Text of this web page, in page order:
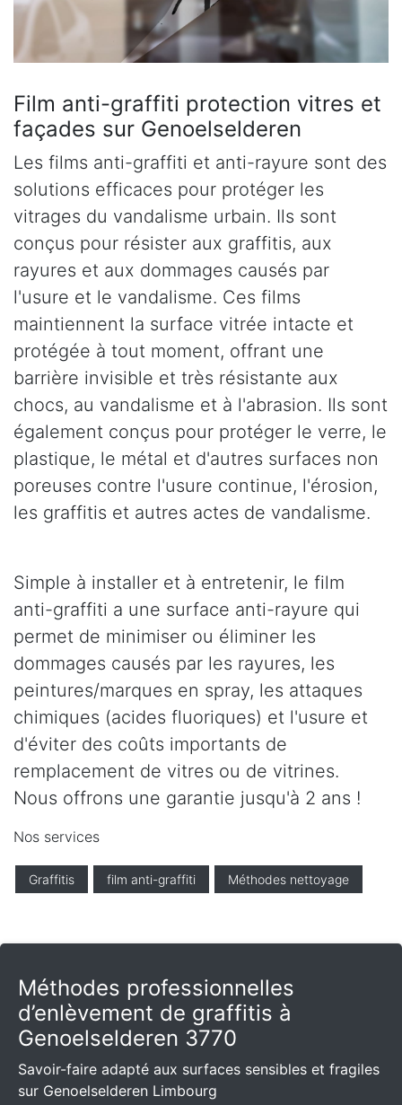
Film anti-graffiti protection vitres et
façades sur Genoelselderen
Les films anti-graffiti et anti-rayure sont des
solutions efficaces pour protéger les
vitrages du vandalisme urbain. Ils sont
conçus pour résister aux graffitis, aux
rayures et aux dommages causés par
l'usure et le vandalisme. Ces films
maintiennent la surface vitrée intacte et
protégée à tout moment, offrant une
barrière invisible et très résistante aux
chocs, au vandalisme et à l'abrasion. Ils sont
également conçus pour protéger le verre, le
plastique, le métal et d'autres surfaces non
poreuses contre l'usure continue, l'érosion,
les graffitis et autres actes de vandalisme.
Simple à installer et à entretenir, le film
anti-graffiti a une surface anti-rayure qui
permet de minimiser ou éliminer les
dommages causés par les rayures, les
peintures/marques en spray, les attaques
chimiques (acides fluoriques) et l'usure et
d'éviter des coûts importants de
remplacement de vitres ou de vitrines.
Nous offrons une garantie jusqu'à 2 ans !
Nos services
Graffitis film anti-graffiti Méthodes nettoyage
Méthodes professionnelles
d’enlèvement de graffitis à
Genoelselderen 3770
Savoir-faire adapté aux surfaces sensibles et fragiles
sur Genoelselderen Limbourg